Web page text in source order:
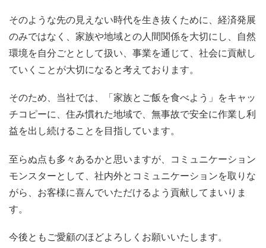
そのような先の見えない時代を生き抜くために、経済発展
のみではなく、家族や地域との人間関係を大切にし、自然
環境を自分ごととして扱い、事業を通じて、社会に貢献し
ていくことが大切になると考えております。
そのため、当社では、「家族とご飯を食べよう」をキャッ
チコピーに、住み慣れた地域で、無事故で安全に作業し利
益を出し続けることを目指しています。
至らぬ点も多々あるかと思いますが、コミュニケーション
モンスターとして、社内外とコミュニケーションを取りな
がら、お客様に喜んでいただけるよう貢献してまいりま
す。
今後ともご愛顧のほどよろしくお願いいたします。